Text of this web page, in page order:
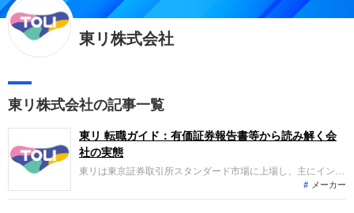
東リ株式会社
東リ株式会社の記事一覧
東リ 転職ガイド：有価証券報告書等から読み解く会
社の実態
東リは東京証券取引所スタンダード市場に上場し、主にインテ
リア製品、グローバル展開、建材等の事業を展開する企業で
す。直近の業績では、主力のビニル系床材や壁装材の販売数量
メーカー